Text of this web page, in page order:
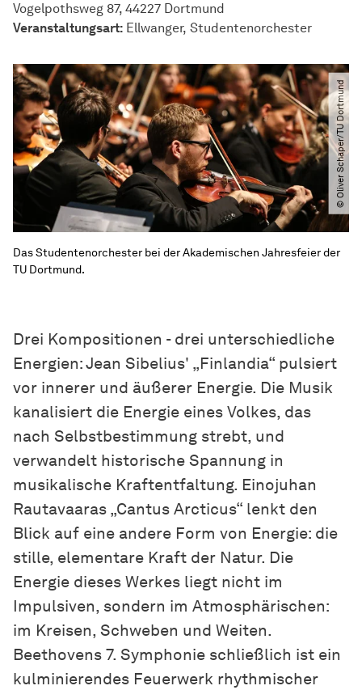
Vogelpothsweg 87, 44227 Dortmund
Veran­stal­tungs­art: Ellwanger Studentenorchester
© Oliver Schaper​/​TU Dortmund
Das Studentenorchester bei der Akademischen Jahresfeier der
TU Dortmund.
Drei Kompositionen - drei unterschiedliche
Energien: Jean Sibelius' „Finlandia“ pulsiert
vor innerer und äußerer Energie. Die Musik
kanalisiert die Energie eines Volkes, das
nach Selbstbestimmung strebt, und
verwandelt historische Spannung in
musikalische Kraftentfaltung. Einojuhan
Rautavaaras „Cantus Arcticus“ lenkt den
Blick auf eine andere Form von Energie: die
stille, elementare Kraft der Natur. Die
Energie dieses Werkes liegt nicht im
Impulsiven, sondern im Atmosphärischen:
im Kreisen, Schweben und Weiten.
Beethovens 7. Symphonie schließlich ist ein
kulminierendes Feuerwerk rhythmischer